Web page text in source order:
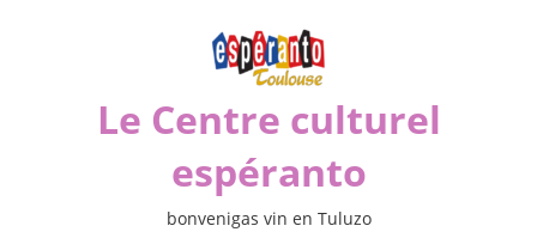
Le Centre culturel
espéranto
bonvenigas vin en Tuluzo